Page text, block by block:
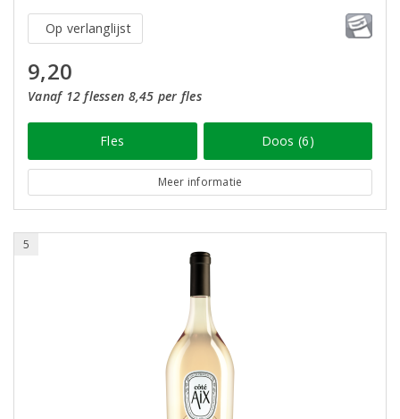
Op verlanglijst
9,20
Vanaf 12 flessen 8,45 per fles
Fles Doos (6)
Meer informatie
5